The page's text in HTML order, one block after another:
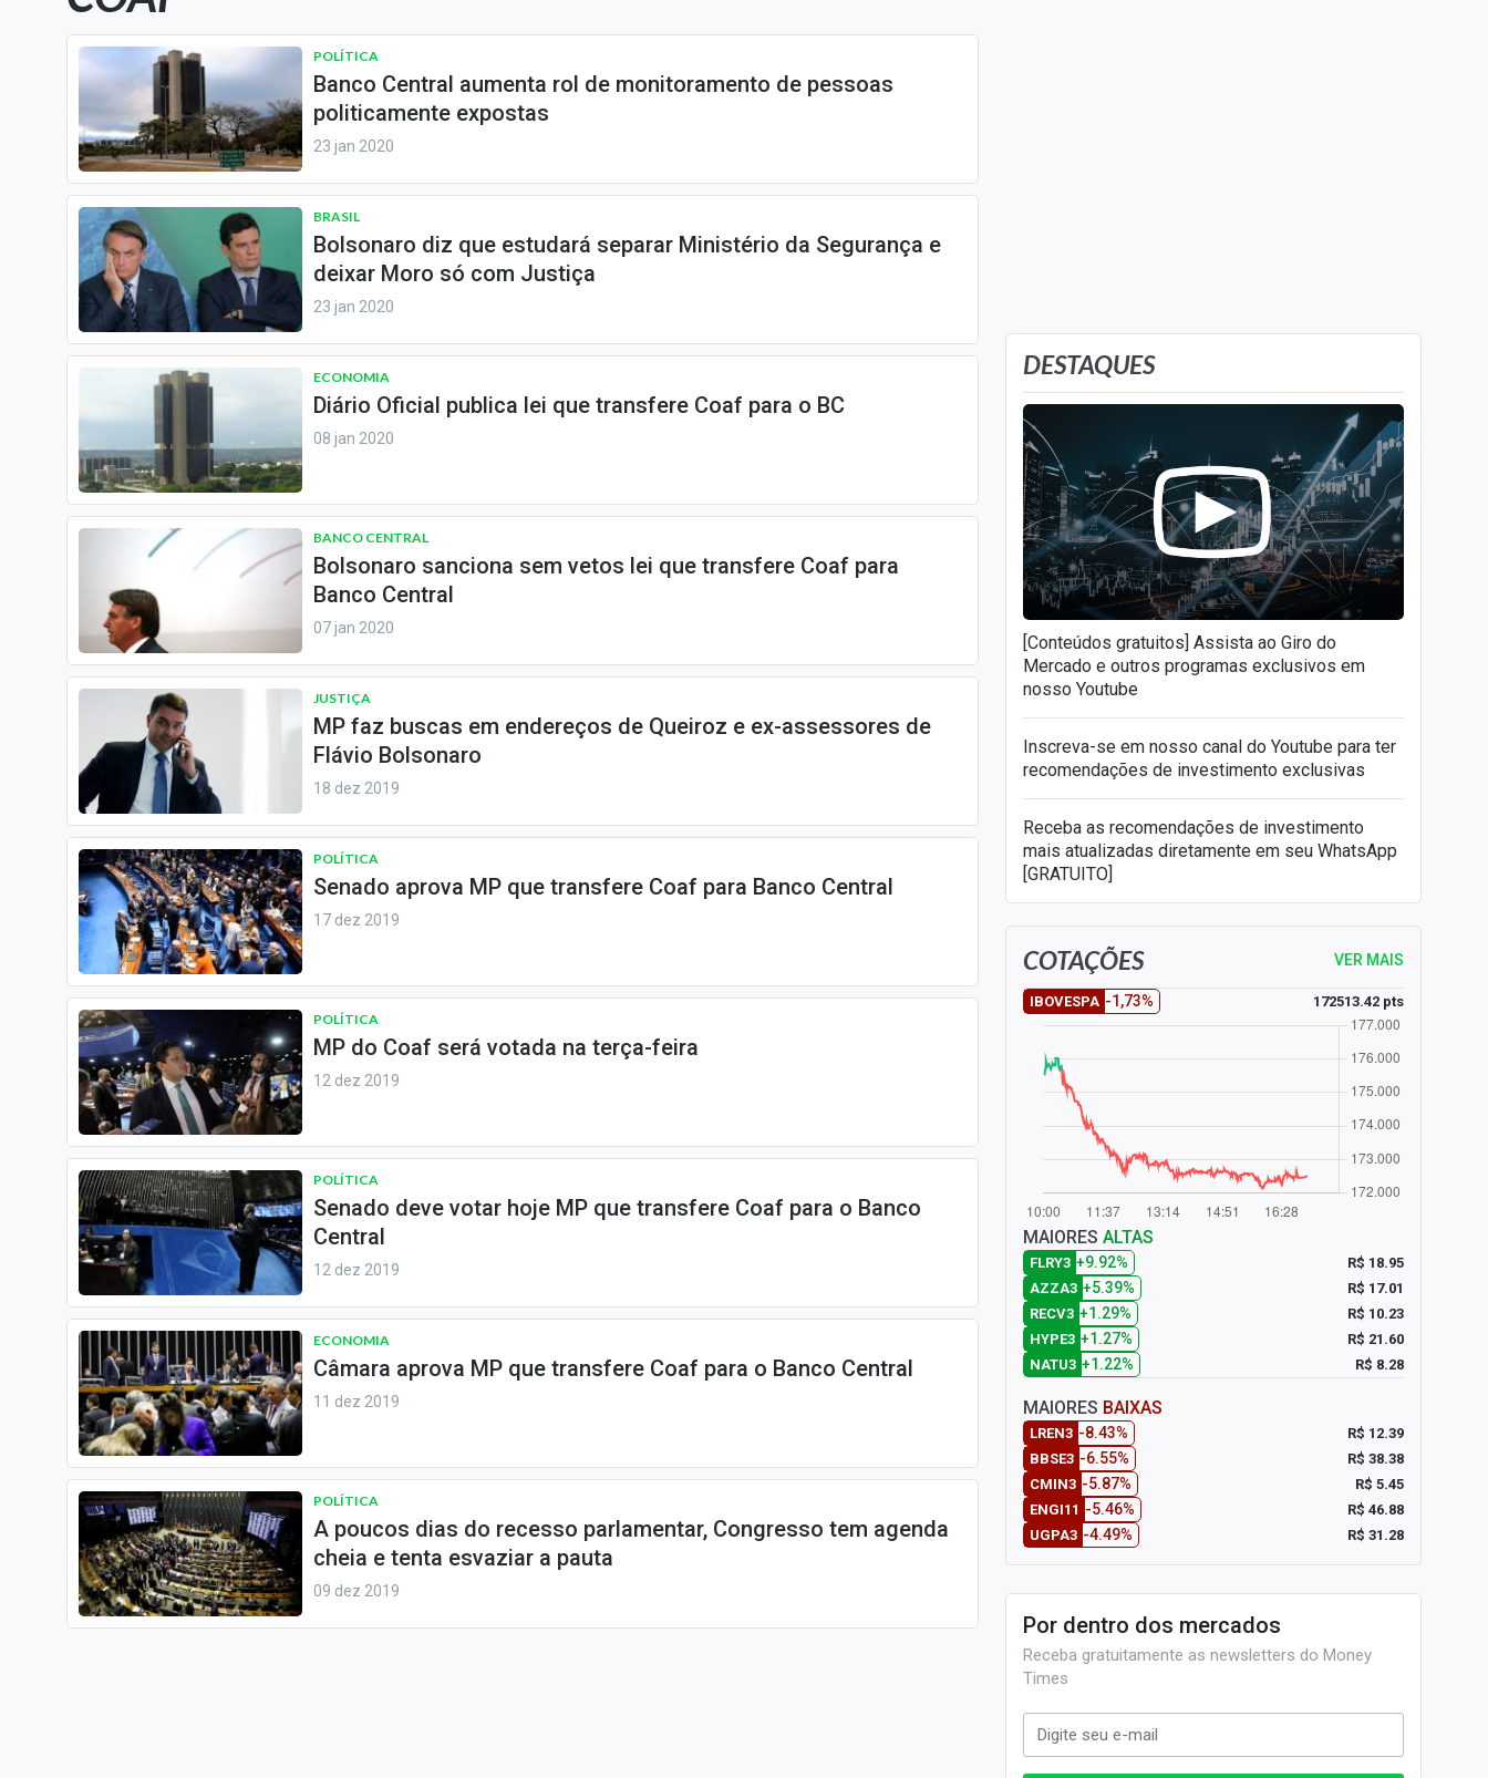
Central de Dividendos
Central de Fundos
Imobiliários
Central dos IPOs
Renda Fixa
Finanças Pessoais
Mercados
Economia
Empresas
Especiais
Internacional
Conteúdo de Marca
Sobre
POLÍTICA
Banco Central aumenta rol de monitoramento de pessoas
politicamente expostas
23 jan 2020
BRASIL
Bolsonaro diz que estudará separar Ministério da Segurança e
deixar Moro só com Justiça
23 jan 2020
ECONOMIA
Diário Oficial publica lei que transfere Coaf para o BC
08 jan 2020
BANCO CENTRAL
Bolsonaro sanciona sem vetos lei que transfere Coaf para
Banco Central
07 jan 2020
JUSTIÇA
MP faz buscas em endereços de Queiroz e ex-assessores de
Flávio Bolsonaro
18 dez 2019
POLÍTICA
Senado aprova MP que transfere Coaf para Banco Central
17 dez 2019
POLÍTICA
MP do Coaf será votada na terça-feira
12 dez 2019
POLÍTICA
Senado deve votar hoje MP que transfere Coaf para o Banco
Central
12 dez 2019
ECONOMIA
Câmara aprova MP que transfere Coaf para o Banco Central
11 dez 2019
POLÍTICA
A poucos dias do recesso parlamentar, Congresso tem agenda
cheia e tenta esvaziar a pauta
09 dez 2019
DESTAQUES
[Conteúdos gratuitos] Assista ao Giro do
Mercado e outros programas exclusivos em
nosso Youtube
Inscreva-se em nosso canal do Youtube para ter
recomendações de investimento exclusivas
Receba as recomendações de investimento
mais atualizadas diretamente em seu WhatsApp
[GRATUITO]
COTAÇÕES VER MAIS
IBOVESPA -1,73% 172513.42 pts
MAIORES ALTAS
FLRY3 +9.92%
R$ 18.95
AZZA3 +5.39%
R$ 17.01
RECV3 +1.29%
R$ 10.23
HYPE3 +1.27%
R$ 21.60
NATU3 +1.22% R$ 8.28
MAIORES BAIXAS
LREN3 -8.43%
R$ 12.39
BBSE3 -6.55%
R$ 38.38
CMIN3 -5.87%
R$ 5.45
ENGI11 -5.46%
R$ 46.88
UGPA3 -4.49% R$ 31.28
Por dentro dos mercados
Receba gratuitamente as newsletters do Money
Times